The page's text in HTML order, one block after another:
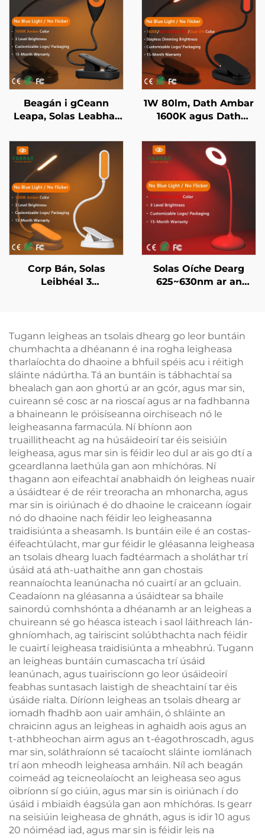
Beagán i gCeann
Leapa, Solas Leabhar
Gan Aon Ghléas Gorm,
Solas Leabhar LED
Corp Eile Dhubh
1W 80lm, Dath Ambar
1600K agus Dath
Gan Ghléas Gorm,
Solas Leabhar LED le
Corp Eile Dhubh
Corp Bán, Solas
Leibhéal 3
Ambar 1600K
Solas Oíche Dearg
625~630nm ar an
Luchtaithe trí USB-C
Gan Chord 18 Uair an
Chloig
Tugann leigheas an tsolais dhearg go leor buntáin
chumhachta a dhéanann é ina rogha leigheasa
tharlaíochta do dhaoine a bhfuil spéis acu i réitigh
sláinte nádúrtha. Tá an buntáin is tábhachtaí sa
bhealach gan aon ghortú ar an gcór, agus mar sin,
cuireann sé cosc ar na rioscaí agus ar na fadhbanna
a bhaineann le próisíseanna oirchiseach nó le
leigheasanna farmacúla. Ní bhíonn aon
truaillitheacht ag na húsáideoirí tar éis seisiúin
leigheasa, agus mar sin is féidir leo dul ar ais go dtí a
gceardlanna laethúla gan aon mhíchóras. Ní
thagann aon eifeachtaí anabhaidh ón leigheas nuair
a úsáidtear é de réir treoracha an mhonarcha, agus
mar sin is oiriúnach é do dhaoine le craiceann íogair
nó do dhaoine nach féidir leo leigheasanna
traidisiúnta a sheasamh. Is buntáin eile é an costas-
éifeachtúlacht, mar gur féidir le gléasanna leigheasa
an tsolais dhearg luach fadtéarmach a sholáthar trí
úsáid atá ath-uathaithe ann gan chostais
reannaíochta leanúnacha nó cuairtí ar an gcluain.
Ceadaíonn na gléasanna a úsáidtear sa bhaile
sainordú comhshónta a dhéanamh ar an leigheas a
chuireann sé go héasca isteach i saol láithreach lán-
ghníomhach, ag tairiscint solúbthachta nach féidir
le cuairtí leigheasa traidisiúnta a mheabhrú. Tugann
an leigheas buntáin cumascacha trí úsáid
leanúnach, agus tuairiscíonn go leor úsáideoirí
feabhas suntasach laistigh de sheachtainí tar éis
úsáide rialta. Díríonn leigheas an tsolais dhearg ar
iomadh fhadhb aon uair amháin, ó shláinte an
chraicinn agus an leigheas in aghaidh aois agus an
t-athbheochan airm agus an t-éagothroscadh, agus
mar sin, soláthraíonn sé tacaíocht sláinte iomlánach
trí aon mheodh leigheasa amháin. Níl ach beagán
coimeád ag teicneolaíocht an leigheasa seo agus
oibríonn sí go ciúin, agus mar sin is oiriúnach í do
úsáid i mbiaidh éagsúla gan aon mhíchóras. Is gearr
na seisiúin leigheasa de ghnáth, agus is idir 10 agus
20 nóiméad iad, agus mar sin is féidir leis na